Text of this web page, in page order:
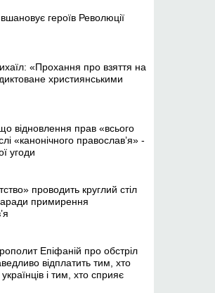
героїв Революції
«Прохання про взяття на
християнськими
відновлення прав «всього
«канонічного православ’я» -
угоди
проводить круглий стіл
примирення
Епіфаній про обстріл
відплатить тим, хто
і тим, хто сприяє